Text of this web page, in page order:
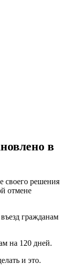
в
своего решения
отмене
гражданам
на 120 дней.
и это.